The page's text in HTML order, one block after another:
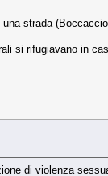
strada
si rifugiavano in
di violenza